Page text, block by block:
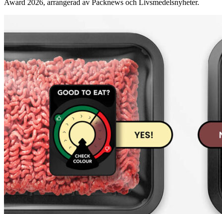
Award 2026, arrangerad av Packnews och Livsmedelsnyheter.